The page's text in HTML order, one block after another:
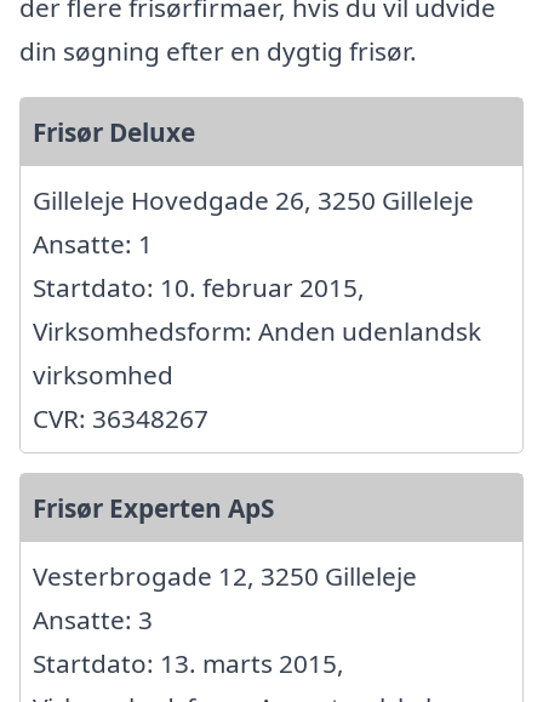
der flere frisørfirmaer, hvis du vil udvide
din søgning efter en dygtig frisør.
Frisør Deluxe
Gilleleje Hovedgade 26, 3250 Gilleleje
Ansatte: 1
Startdato: 10. februar 2015,
Virksomhedsform: Anden udenlandsk
virksomhed
CVR: 36348267
Frisør Experten ApS
Vesterbrogade 12, 3250 Gilleleje
Ansatte: 3
Startdato: 13. marts 2015,